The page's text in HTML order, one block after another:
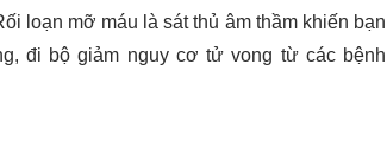
loạn mỡ máu là sát thủ âm thầm khiến bạn
đi bộ giảm nguy cơ tử vong từ các bệnh